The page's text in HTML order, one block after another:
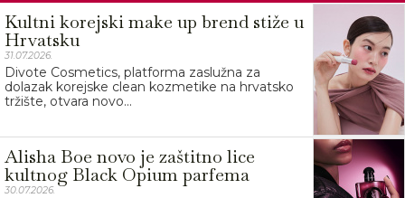
Kultni korejski make up brend stiže u
Hrvatsku
31.07.2026.
Divote Cosmetics, platforma zaslužna za
dolazak korejske clean kozmetike na hrvatsko
tržište, otvara novo...
Alisha Boe novo je zaštitno lice
kultnog Black Opium parfema
30.07.2026.